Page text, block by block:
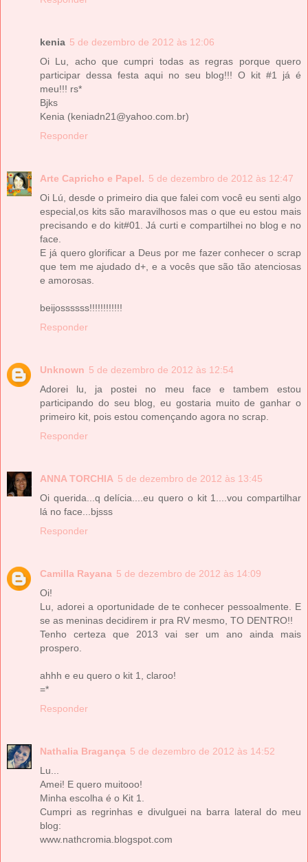
kenia 5 de dezembro de 2012 às 12:06
Oi Lu, acho que cumpri todas as regras porque quero
participar dessa festa aqui no seu blog!!! O kit #1 já é
meu!!! rs*
Bjks
Kenia (keniadn21@yahoo.com.br)
Responder
Arte Capricho e Papel. 5 de dezembro de 2012 às 12:47
Oi Lú, desde o primeiro dia que falei com você eu senti algo
especial,os kits são maravilhosos mas o que eu estou mais
precisando e do kit#01. Já curti e compartilhei no blog e no
face.
E já quero glorificar a Deus por me fazer conhecer o scrap
que tem me ajudado d+, e a vocês que são tão atenciosas
e amorosas.
beijossssss!!!!!!!!!!!!
Responder
Unknown 5 de dezembro de 2012 às 12:54
Adorei lu, ja postei no meu face e tambem estou
participando do seu blog, eu gostaria muito de ganhar o
primeiro kit, pois estou començando agora no scrap.
Responder
ANNA TORCHIA 5 de dezembro de 2012 às 13:45
Oi querida...q delícia....eu quero o kit 1....vou compartilhar
lá no face...bjsss
Responder
Camilla Rayana 5 de dezembro de 2012 às 14:09
Oi!
Lu, adorei a oportunidade de te conhecer pessoalmente. E
se as meninas decidirem ir pra RV mesmo, TO DENTRO!!
Tenho certeza que 2013 vai ser um ano ainda mais
prospero.
ahhh e eu quero o kit 1, claroo!
=*
Responder
Nathalia Bragança 5 de dezembro de 2012 às 14:52
Lu...
Amei! E quero muitooo!
Minha escolha é o Kit 1.
Cumpri as regrinhas e divulguei na barra lateral do meu
blog:
www.nathcromia.blogspot.com